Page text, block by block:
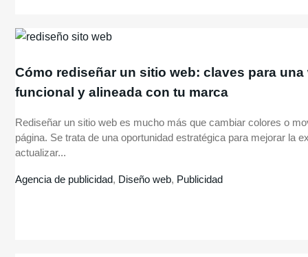
Cómo rediseñar un sitio web: claves para una
funcional y alineada con tu marca
Rediseñar un sitio web es mucho más que cambiar colores o
página. Se trata de una oportunidad estratégica para mejorar la
actualizar...
Agencia de publicidad, Diseño web, Publicidad